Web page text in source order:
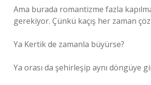
Ama burada romantizme fazla
gerekiyor. Çünkü kaçış her zaman
Ya Kertik de zamanla büyürse?
Ya orası da şehirleşip aynı döngüye